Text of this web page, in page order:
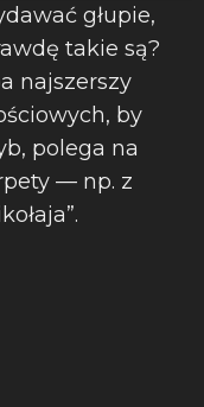
głupie,
takie są?
najszerszy
by
polega na
— np. z